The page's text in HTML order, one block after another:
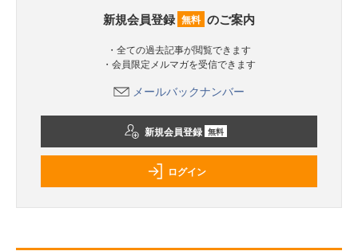
新規会員登録 無料 のご案内
・全ての過去記事が閲覧できます
・会員限定メルマガを受信できます
メールバックナンバー
新規会員登録 無料
ログイン